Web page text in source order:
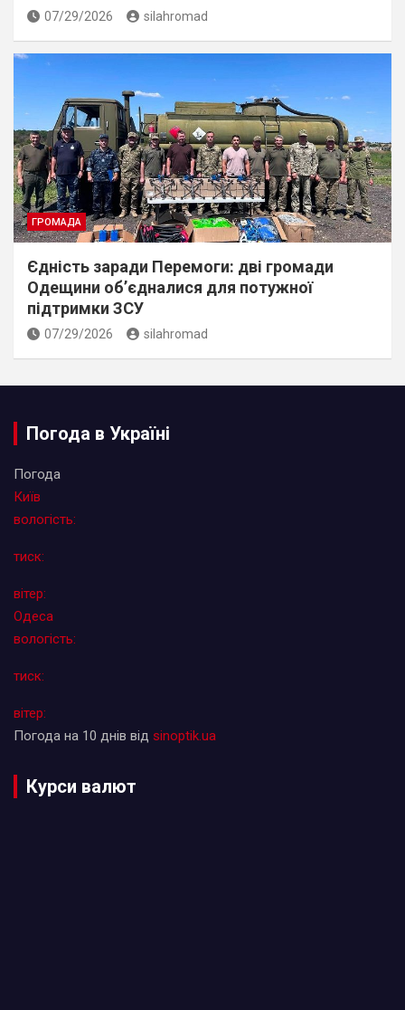
07/29/2026 silahromad
ГРОМАДА
Єдність заради Перемоги: дві громади
Одещини об’єдналися для потужної
підтримки ЗСУ
07/29/2026 silahromad
Погода в Україні
Погода
Київ
вологість:
тиск:
вітер:
Одеса
вологість:
тиск:
вітер:
Погода на 10 днів від sinoptik.ua
Курси валют